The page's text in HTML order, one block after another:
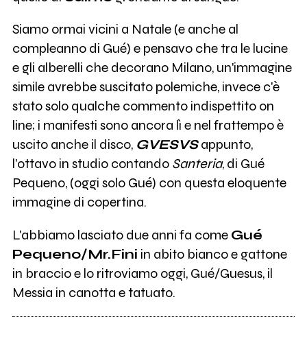
Siamo ormai vicini a Natale (e anche al
compleanno di Gué) e pensavo che tra le lucine
e gli alberelli che decorano Milano, un'immagine
simile avrebbe suscitato polemiche, invece c'è
stato solo qualche commento indispettito on
line; i manifesti sono ancora lì e nel frattempo è
uscito anche il disco, GVESVSappunto,
l'ottavo in studio contando Santeria, di Gué
Pequeno, (oggi solo Gué) con questa eloquente
immagine di copertina.
L'abbiamo lasciato due anni fa come Gué
Pequeno/Mr.Fini in abito bianco e gattone
in braccio e lo ritroviamo oggi, Gué/Guesus, il
Messia in canotta e tatuato.